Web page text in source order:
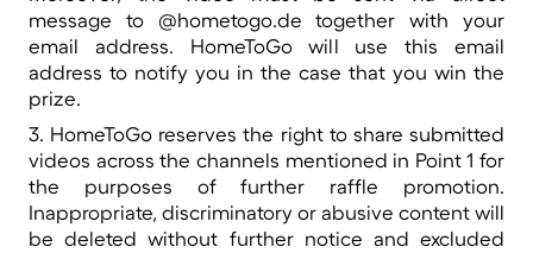
message to @hometogo.de together with your
email address. HomeToGo will use this email
address to notify you in the case that you win the
prize.
3. HomeToGo reserves the right to share submitted
videos across the channels mentioned in Point 1 for
the purposes of further raffle promotion.
Inappropriate, discriminatory or abusive content will
be deleted without further notice and excluded